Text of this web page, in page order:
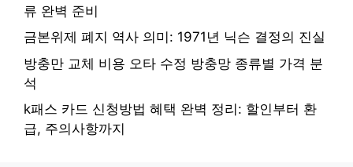
류 완벽 준비
금본위제 폐지 역사 의미: 1971년 닉슨 결정의 진실
방충만 교체 비용 오타 수정 방충망 종류별 가격 분
석
k패스 카드 신청방법 혜택 완벽 정리: 할인부터 환
급, 주의사항까지